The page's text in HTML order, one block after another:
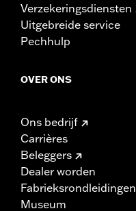
Verzekeringsdiensten
Uitgebreide service
Pechhulp
OVER ONS
Ons bedrijf
Carrières
Beleggers
Dealer worden
Fabrieksrondleidingen
Museum